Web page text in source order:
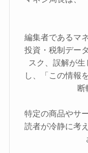
編集者であるマ
投資・税制デー
スク、誤解が
し、「この情報
断
特定の商品やサ
読者が冷静に考